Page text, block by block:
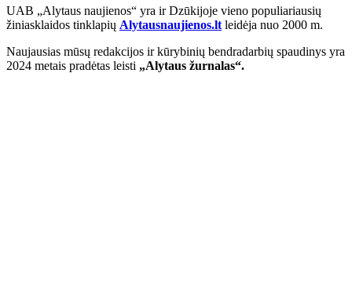
UAB „Alytaus naujienos“ yra ir Dzūkijoje vieno populiariausių
žiniasklaidos tinklapių Alytausnaujienos.lt leidėja nuo 2000 m.
Naujausias mūsų redakcijos ir kūrybinių bendradarbių spaudinys yra
2024 metais pradėtas leisti „Alytaus žurnalas“.